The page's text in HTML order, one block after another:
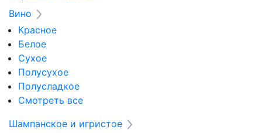
Вино
Красное
Белое
Сухое
Полусухое
Полусладкое
Смотреть все
Шампанское и игристое